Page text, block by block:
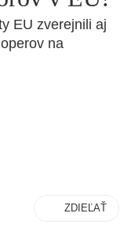
EU zverejnili aj
na
ZDIEĽAŤ